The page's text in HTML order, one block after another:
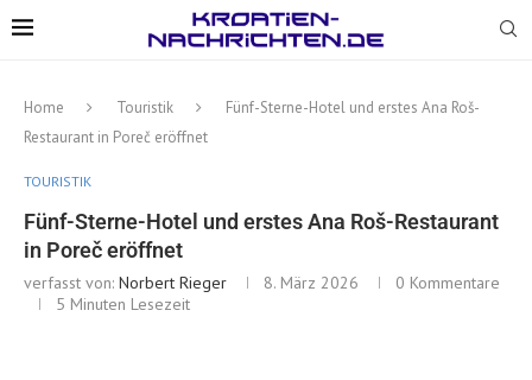
Home Touristik
Fünf-Sterne-Hotel und erstes Ana Roš-
Restaurant in Poreč eröffnet
TOURISTIK
Fünf-Sterne-Hotel und erstes Ana Roš-Restaurant
in Poreč eröffnet
verfasst von: Norbert Rieger 8. März 2026
0 Kommentare
5 Minuten Lesezeit